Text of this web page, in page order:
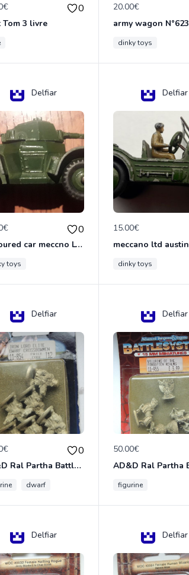
0
Tom 3 livre
20.00€
army wagon N°623
dinky toys
Delfiar
0
armoured car meccno LTD N°670
toys
Delfiar
15.00€
dinky toys
Delfiar
0
AD&D Ral Partha Battlesystem Miniatures Pack Iron Lord Dwarf Crossbowmen 11-854
dwarf
Delfiar
50.00€
figurine
Delfiar Delfiar